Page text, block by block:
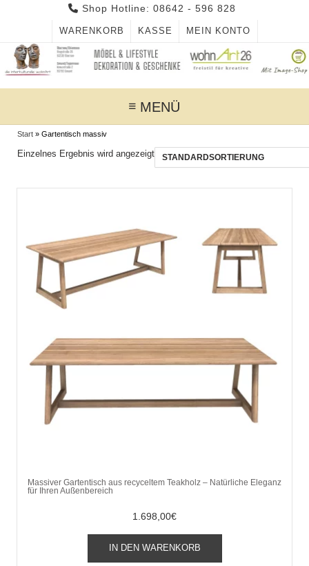
Shop Hotline: 08642 - 596 828
WARENKORB KASSE MEIN KONTO
MENÜ
Start » Gartentisch massiv
Einzelnes Ergebnis wird angezeigt
Massiver Gartentisch aus recyceltem Teakholz – Natürliche Eleganz
für Ihren Außenbereich
1.698,00€
IN DEN WARENKORB